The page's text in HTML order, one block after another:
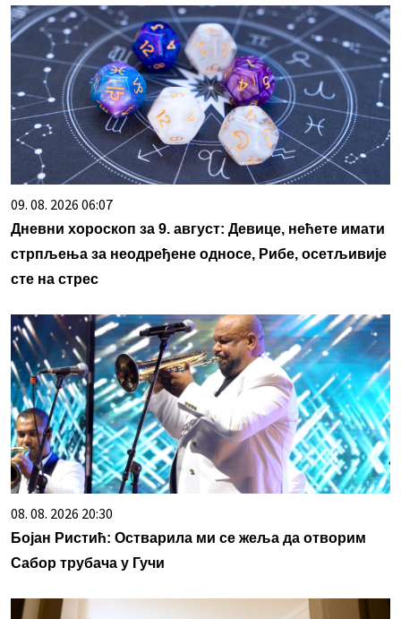
09. 08. 2026 06:07
Дневни хороскоп за 9. август: Девице, нећете имати
стрпљења за неодређене односе, Рибе, осетљивије
сте на стрес
08. 08. 2026 20:30
Бојан Ристић: Остварила ми се жеља да отворим
Сабор трубача у Гучи